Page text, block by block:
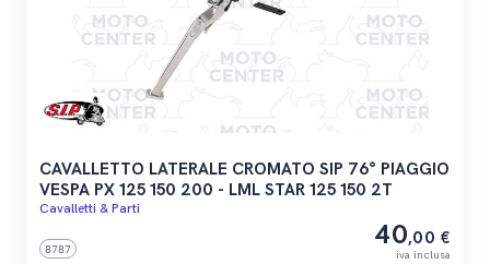
CAVALLETTO LATERALE CROMATO SIP 76° PIAGGIO
VESPA PX 125 150 200 - LML STAR 125 150 2T
Cavalletti & Parti
8787 40,00 €
iva inclusa